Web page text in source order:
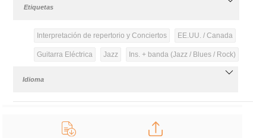
Etiquetas
Interpretación de repertorio y Conciertos EE.UU. / Canada
Guitarra Eléctrica Jazz Ins. + banda (Jazz / Blues / Rock)
Idioma